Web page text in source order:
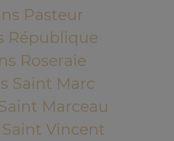
Pasteur
République
Roseraie
Saint Marc
Marceau
Vincent